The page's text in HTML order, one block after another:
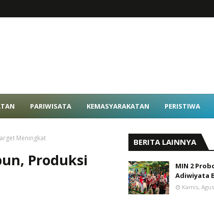
PARIWISATA KEMASYARAKATAN PERISTIWA
Meningkat
Produksi
BERITA LAINNYA
MIN 2
Adiwiyata
Kamis,